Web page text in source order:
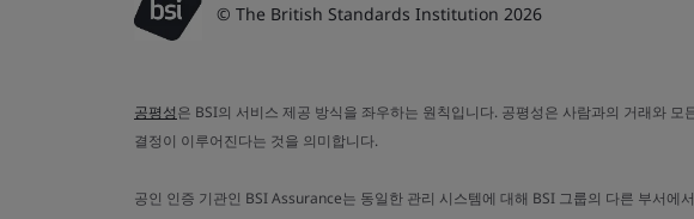
© The British Standards Institution 2026
공평성은 BSI의 서비스 제공 방식을 좌우하는 원칙입니다. 공평성은 사람과의 거래와
결정이 이루어진다는 것을 의미합니다.
공인 인증 기관인 BSI Assurance는 동일한 관리 시스템에 대해 BSI 그룹의 다른 부서